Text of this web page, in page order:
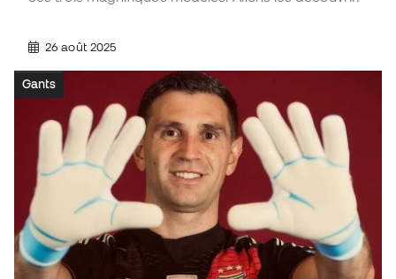
26 août 2025
Gants